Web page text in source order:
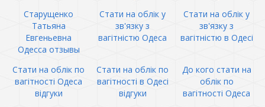
Старущенко
Татьяна
Евгеньевна
Одесса отзывы
Стати на облік у
зв'язку з
вагітністю Одеса
Стати на облік у
зв'язку з
вагітністю в Одесі
Стати на облік по
вагітності Одеса
відгуки
Стати на облік по
вагітності в Одесі
відгуки
До кого стати на
облік по
вагітності Одеса